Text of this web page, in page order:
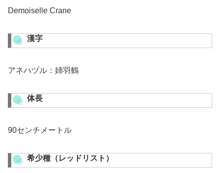
Demoiselle Crane
漢字
アネハヅル：姉羽鶴
体長
90センチメートル
希少種（レッドリスト）